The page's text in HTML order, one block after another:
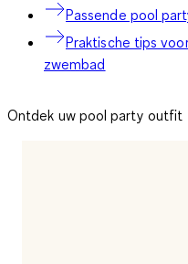
Passende pool
Praktische tips
zwembad
Ontdek uw pool party outfit